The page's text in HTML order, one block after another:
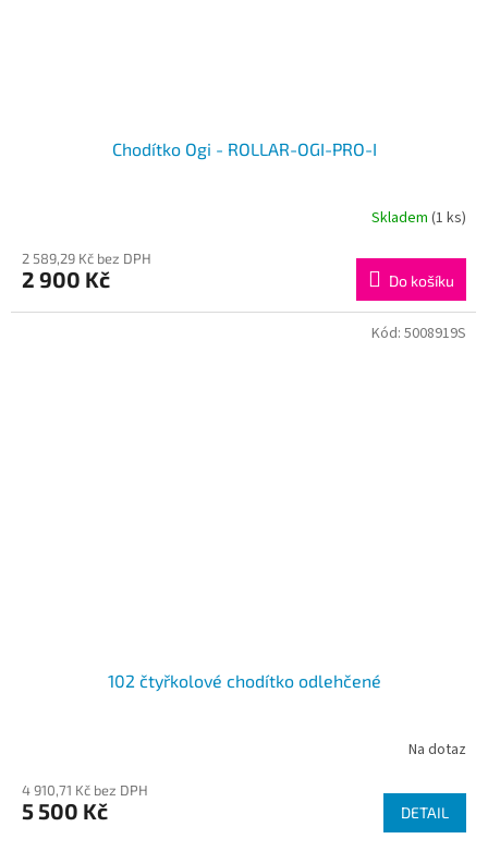
Chodítko Ogi - ROLLAR-OGI-PRO-I
Skladem (1 ks)
2 589,29 Kč bez DPH
2 900 Kč Do košíku
102 čtyřkolové chodítko odlehčené
Na dotaz
4 910,71 Kč bez DPH
5 500 Kč DETAIL
Kód: 5008919S